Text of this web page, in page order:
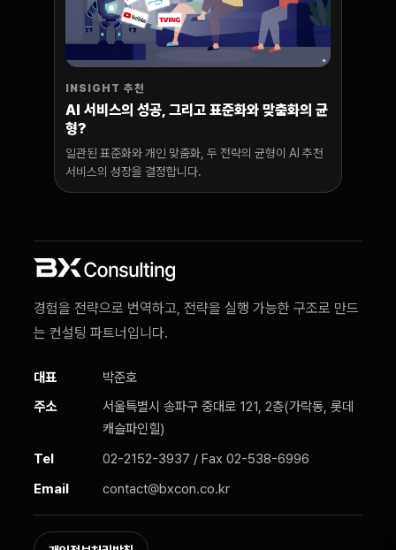
INSIGHT 추천
AI 서비스의 성공, 그리고 표준화와 맞춤화의 균
형?
일관된 표준화와 개인 맞춤화, 두 전략의 균형이 AI 추천
서비스의 성장을 결정합니다.
경험을 전략으로 번역하고, 전략을 실행 가능한 구조로 만드
는 컨설팅 파트너입니다.
대표
박준호
주소
서울특별시 송파구 중대로 121, 2층(가락동, 롯데
캐슬파인힐)
Tel
02-2152-3937 / Fax 02-538-6996
Email
contact@bxcon.co.kr